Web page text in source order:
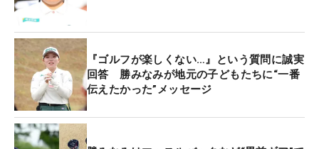
ープン」を含むツアー7勝を挙げている。現在は米
国女子ツアーを主戦場に戦い、今季のシード権も獲
得。アマチュア時代から活躍する勝の経験談などが
ジュニアに語られた。
イベントの序盤は質疑応答とレッスンが行われ、ジ
ュニアの悩みに真剣にアドバイスをする。レッスン
を終えると、室内でトークショーが設けられた。そ
『ゴルフが楽しくない…』という質問に誠実
回答 勝みなみが地元の子どもたちに“一番
伝えたかった”メッセージ